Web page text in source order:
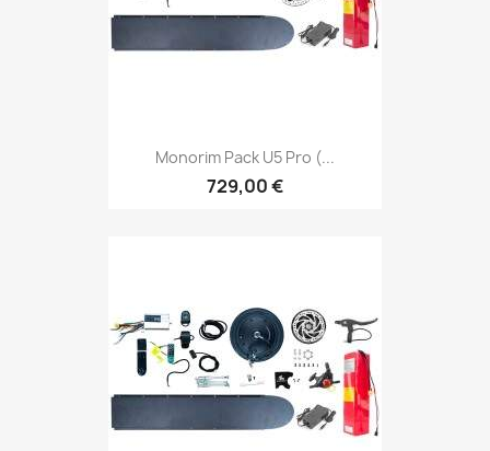
Monorim Pack U5 Pro (...
729,00 €